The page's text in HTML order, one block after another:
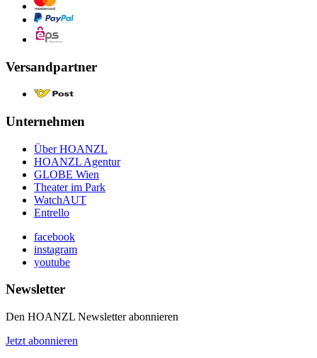
Versandpartner
Unternehmen
Über HOANZL
HOANZL Agentur
GLOBE Wien
Theater im Park
WatchAUT
Entrello
facebook
instagram
youtube
Newsletter
Den HOANZL Newsletter abonnieren
Jetzt abonnieren